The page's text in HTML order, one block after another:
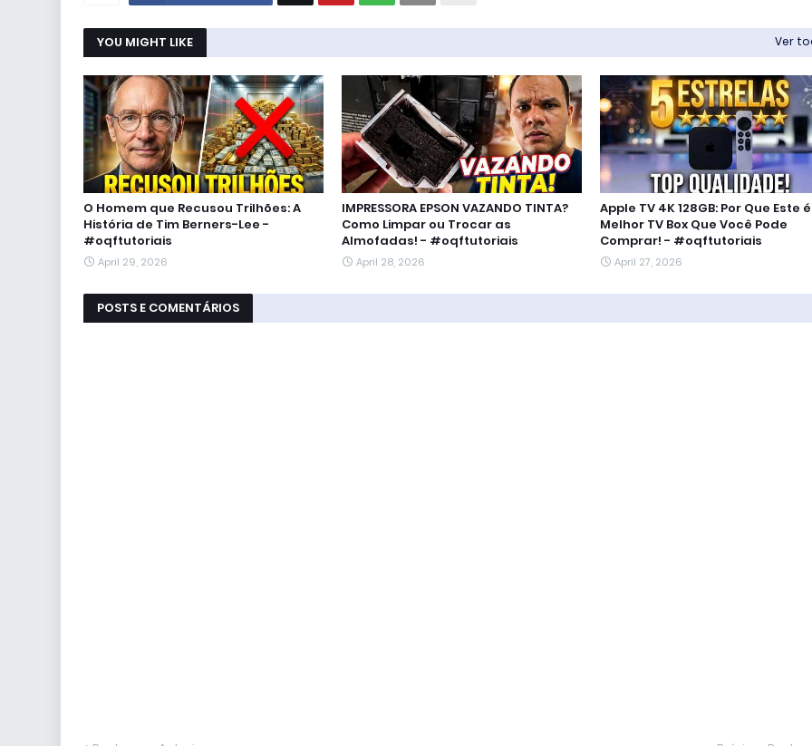
YOU MIGHT LIKE Ver
O Homem que Recusou Trilhões: A
História de Tim Berners-Lee -
#oqftutoriais
April 29, 2026
IMPRESSORA EPSON VAZANDO TINTA?
Como Limpar ou Trocar as
Almofadas! - #oqftutoriais
April 28, 2026
Apple TV 4K 128GB: Por Que Este
Melhor TV Box Que Você Pode
Comprar! - #oqftutoriais
April 27, 2026
POSTS E COMENTÁRIOS